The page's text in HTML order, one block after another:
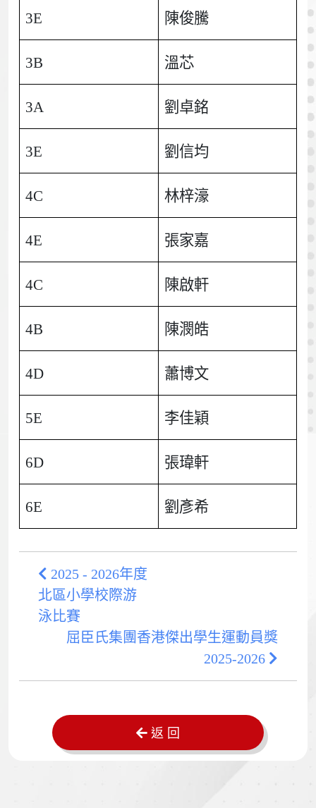
3E 陳俊騰
3B 溫芯
3A 劉卓銘
3E 劉信均
4C 林梓濠
4E 張家嘉
4C 陳啟軒
4B 陳潣皓
4D 蕭博文
5E 李佳穎
6D 張瑋軒
6E 劉彥希
2025 - 2026年度
北區小學校際游
泳比賽
屈臣氏集團香港傑出學生運動員獎
2025-2026
返 回